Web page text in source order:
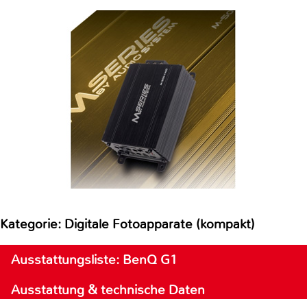
Kategorie: Digitale Fotoapparate (kompakt)
Ausstattungsliste: BenQ G1
Ausstattung & technische Daten